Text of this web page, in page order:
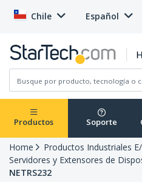
Chile Español
Productos Soporte
Home
Productos Industriales
Servidores y Extensores de
NETRS232